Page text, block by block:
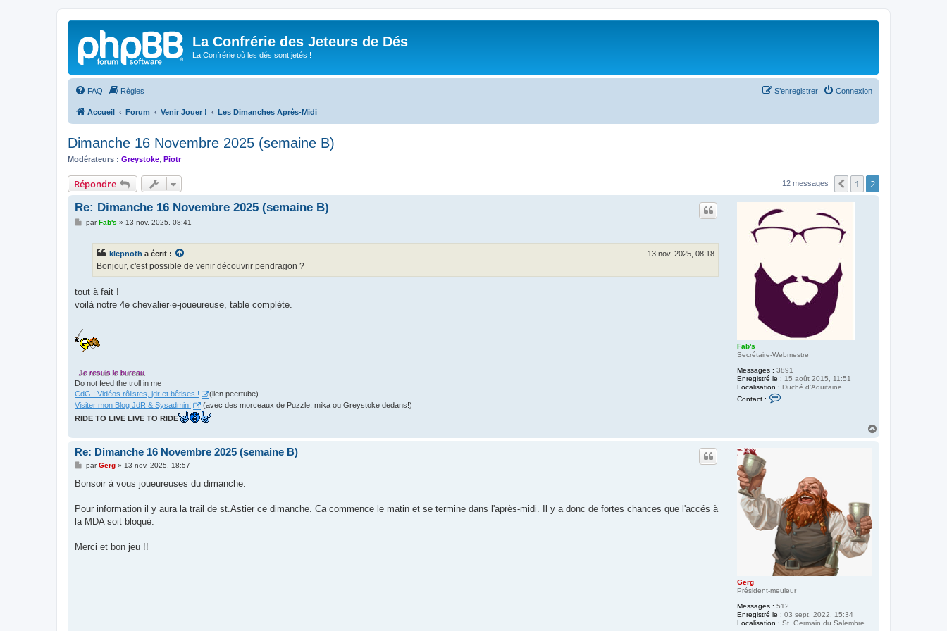
La Confrérie des Jeteurs de Dés
La Confrérie où les dés sont jetés !
FAQ Règles Connexion
S’enregistrer
Accueil Forum Venir Jouer ! Les Dimanches Après-Midi
Dimanche 16 Novembre 2025 (semaine B)
Modérateurs : Greystoke Piotr
Répondre 12 messages Précédente
1 2
Fab's
Secrétaire-Webmestre
Messages : 3891
Enregistré le : 15 août 2015, 11:51
Localisation : Duché d'Aquitaine
Contact :
c
s
Re: Dimanche 16 Novembre 2025 (semaine B)
MparFab's » 13 nov. 2025, 08:41
klepnoth a écrit : 13 nov. 2025, 08:18
Bonjour, c'est possible de venir découvrir pendragon ?
tout à fait !
voilà notre 4e chevalier·e-joueureuse, table complète.
Je resuis le bureau.
Do not feed the troll in me
CdG : Vidéos rôlistes, jdr et bêtises !
(lien peertube)
Visiter mon Blog JdR & Sysadmin!
(avec des morceaux de Puzzle, mika ou Greystoke dedans!)
RIDE TO LIVE LIVE TO RIDE
Gerg
Président-meuleur
Messages : 512
Enregistré le : 03 sept. 2022, 15:34
Localisation : St. Germain du Salembre
Re: Dimanche 16 Novembre 2025 (semaine B)
M
s
g
parGerg» 13 nov. 2025, 18:57
Bonsoir à vous joueureuses du dimanche.
Pour information il y aura la trail de st.Astier ce dimanche. Ca commence le matin et se termine dans l'après-midi. Il y a donc de fortes chances que l'accés à
la MDA soit bloqué.
Merci et bon jeu !!